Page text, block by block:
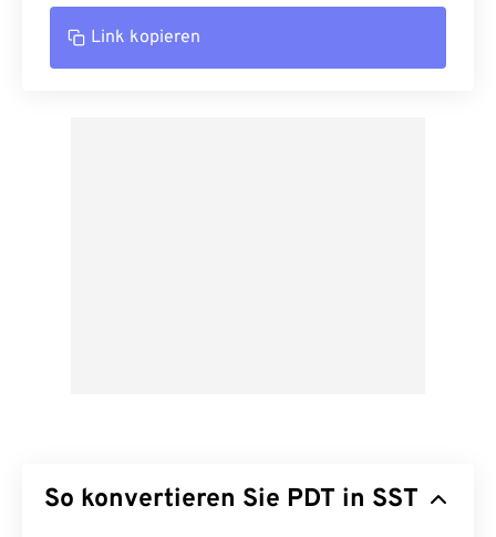
Link kopieren
So konvertieren Sie PDT in SST